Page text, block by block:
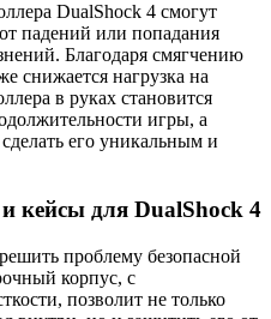
DualShock 4 смогут
падений или попадания
Благодаря смягчению
снижается нагрузка на
в руках становится
игры, а
его уникальным и
кейсы для DualShock 4
проблему безопасной
корпус, с
позволит не только